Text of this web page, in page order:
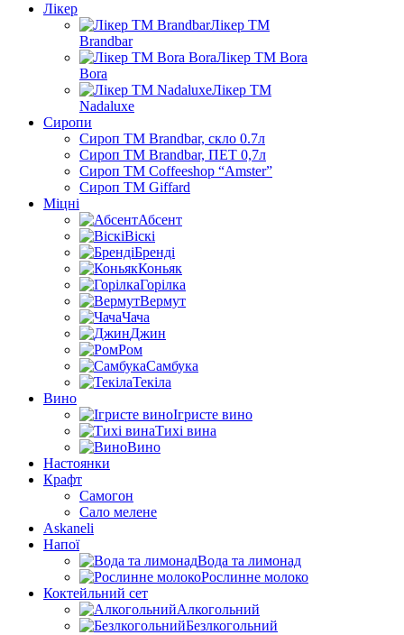
Лікер
Лікер ТМ
Brandbar
Лікер ТМ Bora
Bora
Лікер ТМ
Nadaluxe
Сиропи
Сироп TM Brandbar, скло 0.7л
Сироп TM Brandbar, ПЕТ 0,7л
Сироп TM Coffeeshop “Amster”
Сироп TM Giffard
Міцні
Абсент
Віскі
Бренді
Коньяк
Горілка
Вермут
Чача
Джин
Ром
Самбука
Текіла
Вино
Ігристе вино
Тихі вина
Вино
Настоянки
Крафт
Самогон
Сало мелене
Askaneli
Напої
Вода та лимонад
Рослинне молоко
Коктейльний сет
Алкогольний
Безлкогольний